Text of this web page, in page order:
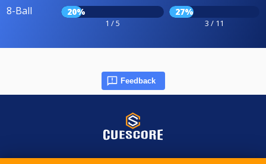
8-Ball 20%
1 / 5
27%
3 / 11
Feedback